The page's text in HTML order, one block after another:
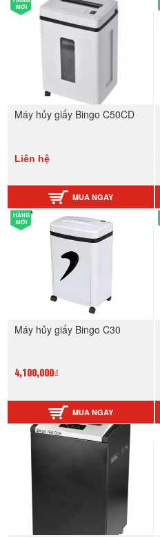
MỚI
Máy hủy giấy Bingo C50CD
Liên hệ
MUA NGAY
HÀNG
MỚI
Máy hủy giấy Bingo C30
4,100,000₫
MUA NGAY